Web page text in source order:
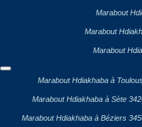
Marabout
Marabout
Marabout
Marabout Hdiakhaba à
Marabout Hdiakhaba à Sète
Marabout Hdiakhaba à Béziers